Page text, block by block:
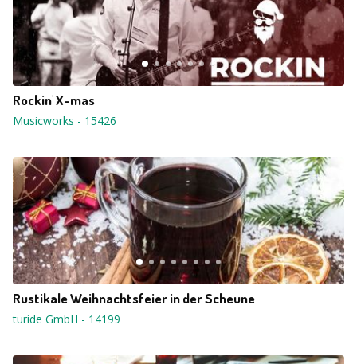
Rockin' X-mas
Musicworks - 15426
Rustikale Weihnachtsfeier in der Scheune
turide GmbH - 14199